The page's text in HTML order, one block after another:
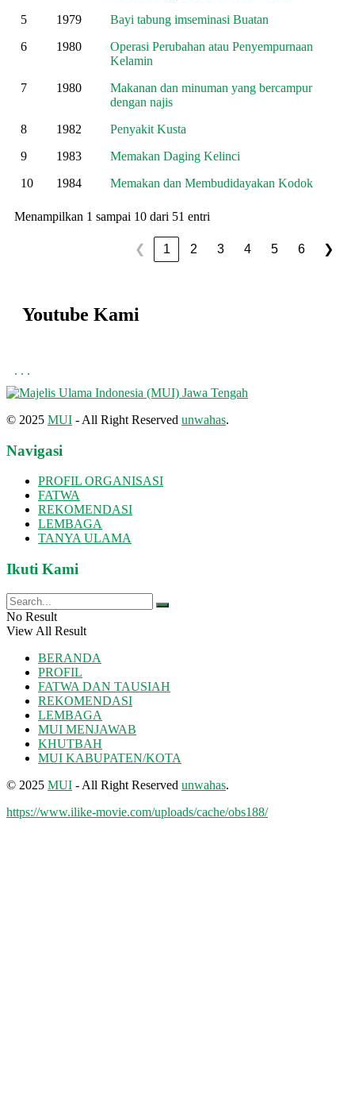
5
1979
Bayi tabung imseminasi Buatan
6
1980
Operasi Perubahan atau Penyempurnaan
Kelamin
7
1980
Makanan dan minuman yang bercampur
dengan najis
8
1982
Penyakit Kusta
9
1983
Memakan Daging Kelinci
10
1984 Memakan dan Membudidayakan Kodok
Menampilkan 1 sampai 10 dari 51 entri
❮ 1 2 3 4 5 6 ❯
Youtube Kami
. . .
© 2025 MUI - All Right Reserved unwahas.
Navigasi
PROFIL ORGANISASI
FATWA
REKOMENDASI
LEMBAGA
TANYA ULAMA
Ikuti Kami
No Result
View All Result
BERANDA
PROFIL
FATWA DAN TAUSIAH
REKOMENDASI
LEMBAGA
MUI MENJAWAB
KHUTBAH
MUI KABUPATEN/KOTA
© 2025 MUI - All Right Reserved unwahas.
https://www.ilike-movie.com/uploads/cache/obs188/